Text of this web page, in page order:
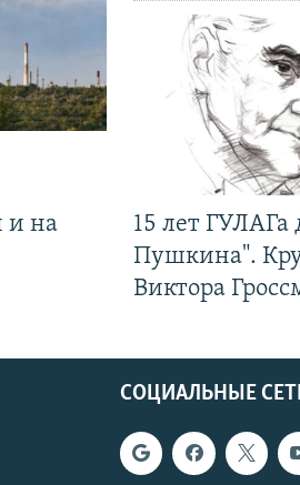
и на
15 лет ГУЛАГа
Пушкина".
Виктора
СОЦИАЛЬНЫЕ